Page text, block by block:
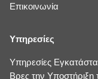
Επικοινωνία
Υπηρεσίες
Υπηρεσίες
Βρες την Υποστήριξη